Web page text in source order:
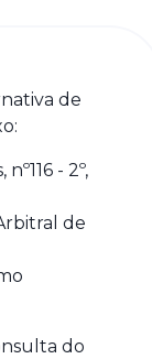
de
- 2º,
de
do